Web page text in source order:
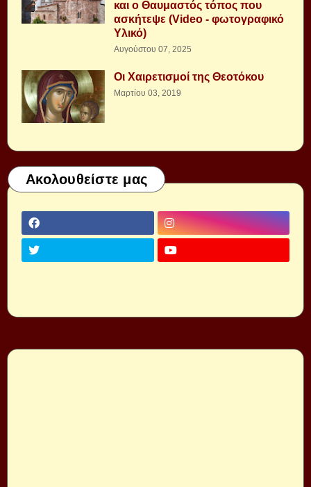
και ο Θαυμαστός τόπος που
ασκήτεψε (Video - φωτογραφικό
Υλικό)
Αυγούστου 07, 2025
Οι Χαιρετισμοί της Θεοτόκου
Μαρτίου 03, 2019
Ακολουθείστε μας